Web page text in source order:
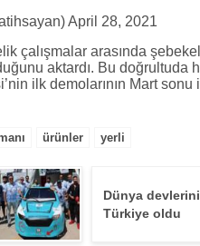
April 28, 2021
çalışmalar arasında
aktardı. Bu doğrultuda
ilk demolarının Mart sonu
ürünler yerli
Dünya
Türkiye oldu